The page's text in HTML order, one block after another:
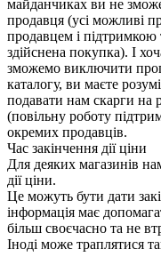
майданчиках ви не
продавця (усі можливі
продавцем і підтримкою
здійснена покупка). І
зможемо виключити
каталогу, ви маєте
подавати нам скарги на
(повільну роботу
окремих продавців.
Час закінчення дії ціни
Для деяких магазинів
дії ціни.
Це можуть бути дати
інформація має
більш своєчасно та не
Іноді може траплятися